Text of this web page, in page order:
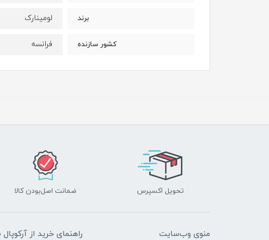
برند لومینارک
کشور سازنده فرانسه
تحویل اکسپرس ضمانت اصل‌بودن کالا
منوی وب‌سایت راهنمای خرید از